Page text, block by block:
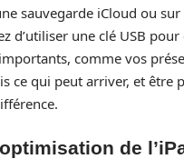
sauvegarde iCloud ou sur
d’utiliser une clé USB
comme vos
ce qui peut arriver, et être
de